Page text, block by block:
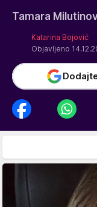
Tamara
Katarina Bojović
Objavljeno